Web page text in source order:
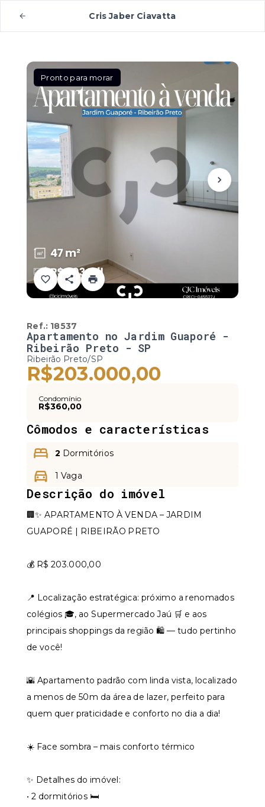
Cris Jaber Ciavatta
Pronto para morar
Ref.: 18537
Apartamento no Jardim Guaporé -
Ribeirão Preto - SP
Ribeirão Preto/SP
R$203.000,00
Condomínio
R$360,00
Cômodos e características
2 Dormitórios
1 Vaga
Descrição do imóvel
🏢✨ APARTAMENTO À VENDA – JARDIM
GUAPORÉ | RIBEIRÃO PRETO
💰 R$ 203.000,00
📍 Localização estratégica: próximo a renomados
colégios 🎓, ao Supermercado Jaú 🛒 e aos
principais shoppings da região 🛍️ — tudo pertinho
de você!
🌇 Apartamento padrão com linda vista, localizado
a menos de 50m da área de lazer, perfeito para
quem quer praticidade e conforto no dia a dia!
☀️ Face sombra – mais conforto térmico
✨ Detalhes do imóvel:
• 2 dormitórios 🛏️